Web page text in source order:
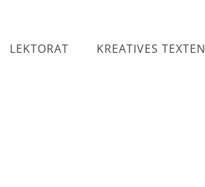
LEKTORAT KREATIVES TEXTEN